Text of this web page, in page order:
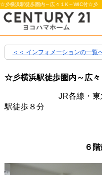
＜＜ インフォメーションの一覧
☆彡横浜駅徒歩圏内～広
JR各線・東
駅徒歩８分
６